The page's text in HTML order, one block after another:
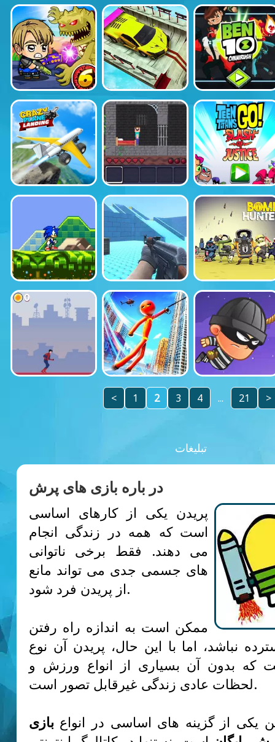
< 1 2 3 4 ... 21 >
تبلیغات
در باره بازی های پرش
پریدن یکی از کارهای اساسی
است که همه در زندگی انجام
می دهند. فقط برخی ناتوانی
های جسمی جدی می تواند مانع
از پریدن فرد شود.
ممکن است به اندازه راه رفتن
نباشد، اما با این حال، پریدن آن نوع
که بدون آن بسیاری از انواع ورزش و
لحظات عادی زندگی غیرقابل تصور است.
یکی از گزینه های اساسی در انواعبازی